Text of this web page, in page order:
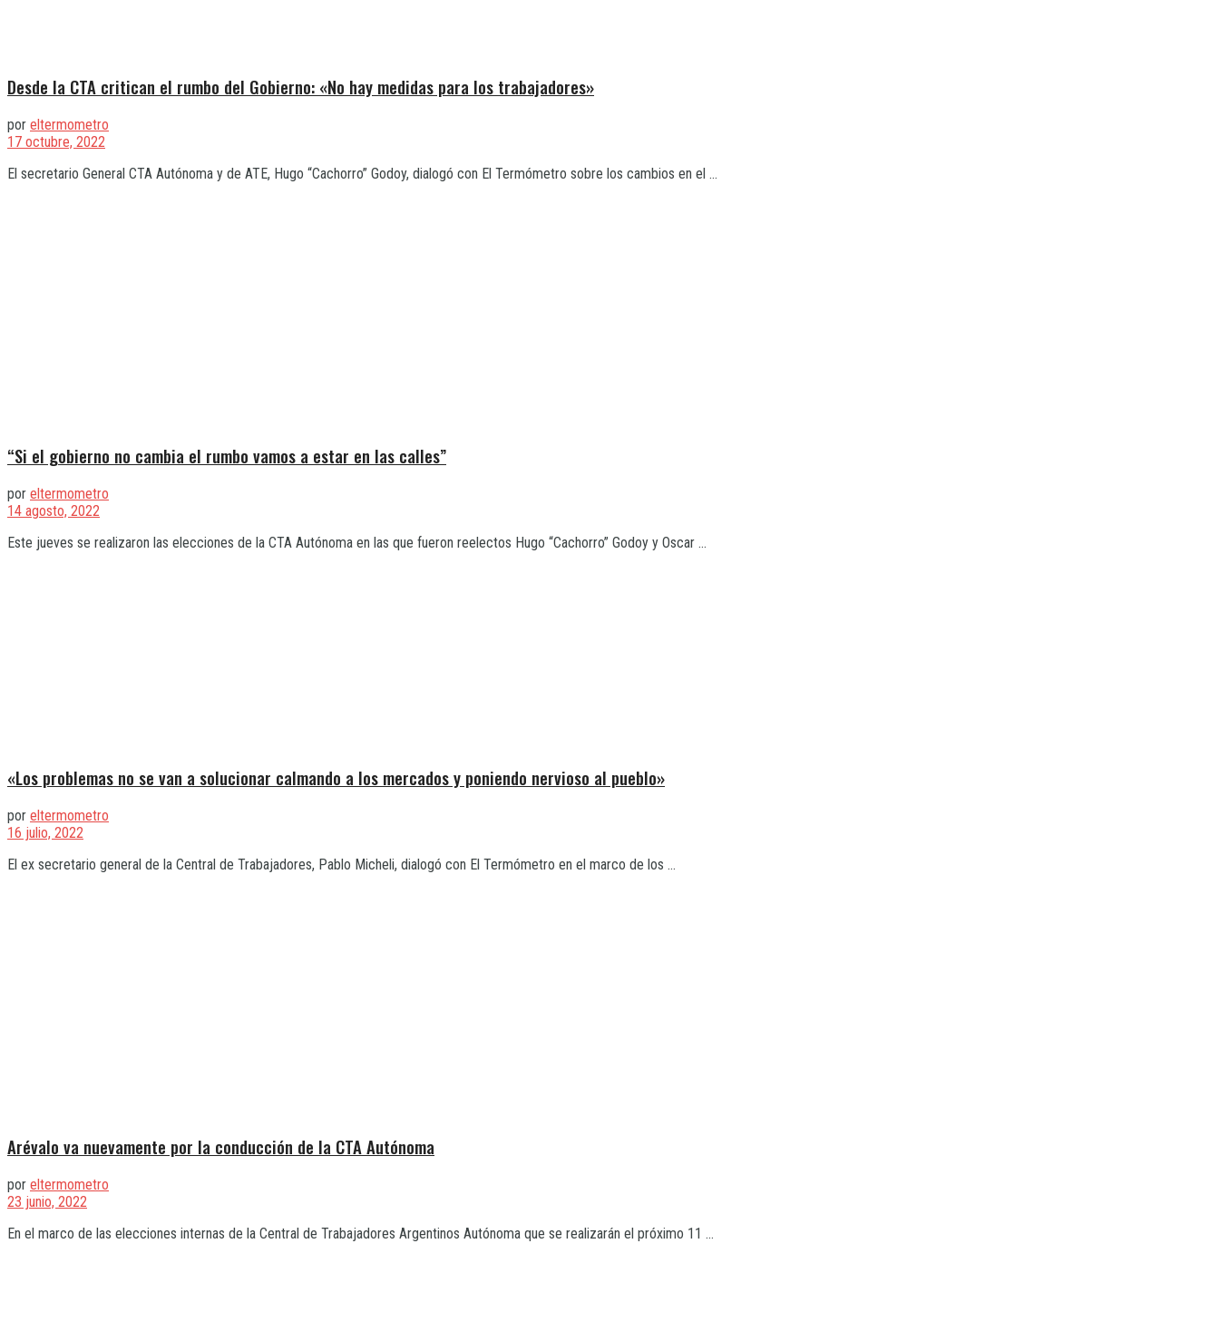
Desde la CTA critican el rumbo del Gobierno: «No hay medidas para los trabajadores»
por eltermometro
17 octubre, 2022
El secretario General CTA Autónoma y de ATE, Hugo “Cachorro” Godoy, dialogó con El Termómetro sobre los cambios en el ...
“Si el gobierno no cambia el rumbo vamos a estar en las calles”
por eltermometro
14 agosto, 2022
Este jueves se realizaron las elecciones de la CTA Autónoma en las que fueron reelectos Hugo “Cachorro” Godoy y Oscar ...
«Los problemas no se van a solucionar calmando a los mercados y poniendo nervioso al pueblo»
por eltermometro
16 julio, 2022
El ex secretario general de la Central de Trabajadores, Pablo Micheli, dialogó con El Termómetro en el marco de los ...
Arévalo va nuevamente por la conducción de la CTA Autónoma
por eltermometro
23 junio, 2022
En el marco de las elecciones internas de la Central de Trabajadores Argentinos Autónoma que se realizarán el próximo 11 ...